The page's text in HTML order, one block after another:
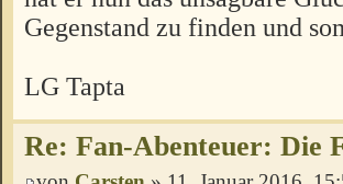
Gegenstand zu finden und
LG Tapta
Re: Fan-Abenteuer: Die